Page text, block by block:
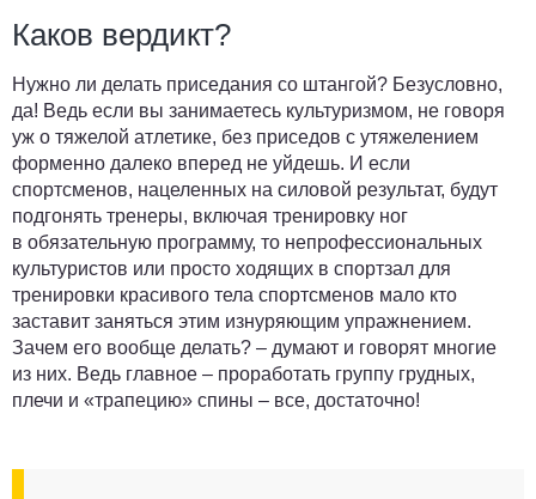
Каков вердикт?
Нужно ли делать приседания со штангой? Безусловно,
да! Ведь если вы занимаетесь культуризмом, не говоря
уж о тяжелой атлетике, без приседов с утяжелением
форменно далеко вперед не уйдешь. И если
спортсменов, нацеленных на силовой результат, будут
подгонять тренеры, включая тренировку ног
в обязательную программу, то непрофессиональных
культуристов или просто ходящих в спортзал для
тренировки красивого тела спортсменов мало кто
заставит заняться этим изнуряющим упражнением.
Зачем его вообще делать? – думают и говорят многие
из них. Ведь главное – проработать группу грудных,
плечи и «трапецию» спины – все, достаточно!